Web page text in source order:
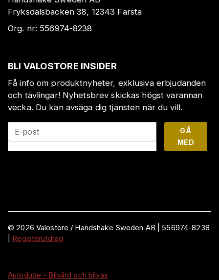
Fryksdalsbacken 38, 12343 Farsta
Org. nr: 556974-8238
BLI VALOSTORE INSIDER
Få info om produktnyheter, exklusiva erbjudanden
och tävlingar! Nyhetsbrev skickas högst varannan
vecka. Du kan avsäga dig tjänsten när du vill.
E-post
GÅ
MED
©2026 Valostore / Handshake Sweden AB
556974-8238
Registerutdrag
Autodude - Bilvård och bilvax